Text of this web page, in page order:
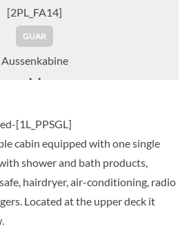
[2PL_FA14]
GUAR
Aussenkabine
KABINE
ANFRAGEN
1 Spare Bed-[2PL_FAM]
cabin equipped with one single
shower and bath products,
hairdryer, air-conditioning, radio
Located at the upper deck it